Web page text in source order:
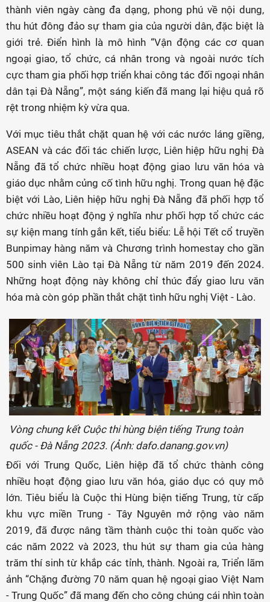
thành viên ngày càng đa dạng, phong phú về nội dung,
thu hút đông đảo sự tham gia của người dân, đặc biệt là
giới trẻ. Điển hình là mô hình “Vận động các cơ quan
ngoại giao, tổ chức, cá nhân trong và ngoài nước tích
cực tham gia phối hợp triển khai công tác đối ngoại nhân
dân tại Đà Nẵng”, một sáng kiến đã mang lại hiệu quả rõ
rệt trong nhiệm kỳ vừa qua.
Với mục tiêu thắt chặt quan hệ với các nước láng giềng,
ASEAN và các đối tác chiến lược, Liên hiệp hữu nghị Đà
Nẵng đã tổ chức nhiều hoạt động giao lưu văn hóa và
giáo dục nhằm củng cố tình hữu nghị. Trong quan hệ đặc
biệt với Lào, Liên hiệp hữu nghị Đà Nẵng đã phối hợp tổ
chức nhiều hoạt động ý nghĩa như phối hợp tổ chức các
sự kiện mang tính gắn kết, tiểu biểu: Lễ hội Tết cổ truyền
Bunpimay hàng năm và Chương trình homestay cho gần
500 sinh viên Lào tại Đà Nẵng từ năm 2019 đến 2024.
Những hoạt động này không chỉ thúc đẩy giao lưu văn
hóa mà còn góp phần thắt chặt tình hữu nghị Việt - Lào.
Vòng chung kết Cuộc thi hùng biện tiếng Trung toàn
quốc - Đà Nẵng 2023. (Ảnh: dafo.danang.gov.vn)
Đối với Trung Quốc, Liên hiệp đã tổ chức thành công
nhiều hoạt động giao lưu văn hóa, giáo dục có quy mô
lớn. Tiêu biểu là Cuộc thi Hùng biện tiếng Trung, từ cấp
khu vực miền Trung - Tây Nguyên mở rộng vào năm
2019, đã được nâng tầm thành cuộc thi toàn quốc vào
các năm 2022 và 2023, thu hút sự tham gia của hàng
trăm thí sinh từ khắp các tỉnh, thành. Ngoài ra, Triển lãm
ảnh “Chặng đường 70 năm quan hệ ngoại giao Việt Nam
- Trung Quốc” đã mang đến cho công chúng cái nhìn toàn